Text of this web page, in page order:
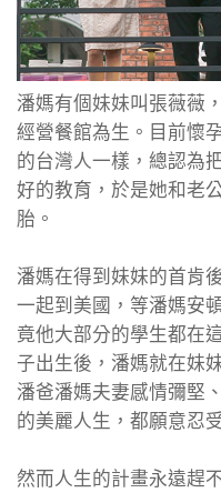
潘媽有個妹妹叫張薇薇
經營餐館為生。目前懷
的台灣人一樣，總認為
好的教育，於是她和老
胎。
潘媽在得到妹妹的首肯
一起到美國，等潘媽安
竟他大部分的學生都在
子出生後，潘媽就在妹
潘爸潘媽夫妻感情彌堅
的美麗人生，都願意忍
然而人生的計畫永遠趕